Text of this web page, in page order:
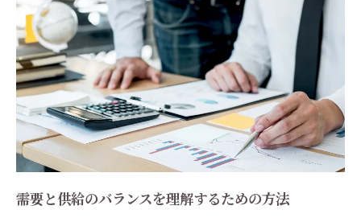
需要と供給のバランスを理解するための方法